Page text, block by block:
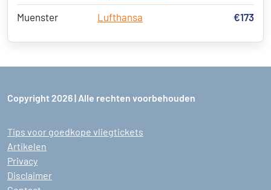
Muenster Lufthansa €173
Copyright 2026 | Alle rechten voorbehouden
Tips voor goedkope vliegtickets
Artikelen
Privacy
Disclaimer